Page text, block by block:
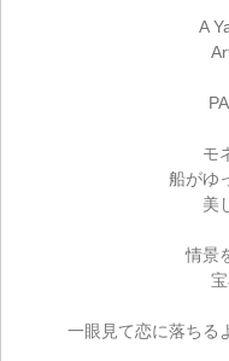
A
モ
船がゆ
美
情景
一眼見て恋に落ちる